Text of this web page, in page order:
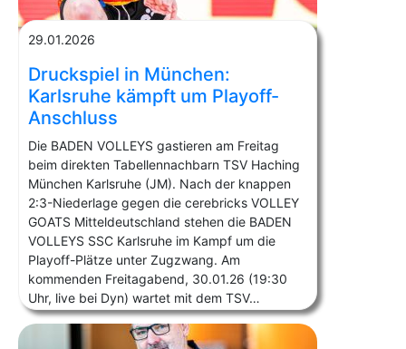
29.01.2026
Druckspiel in München:
Karlsruhe kämpft um Playoff-
Anschluss
Die BADEN VOLLEYS gastieren am Freitag
beim direkten Tabellennachbarn TSV Haching
München Karlsruhe (JM). Nach der knappen
2:3-Niederlage gegen die cerebricks VOLLEY
GOATS Mitteldeutschland stehen die BADEN
VOLLEYS SSC Karlsruhe im Kampf um die
Playoff-Plätze unter Zugzwang. Am
kommenden Freitagabend, 30.01.26 (19:30
Uhr, live bei Dyn) wartet mit dem TSV…